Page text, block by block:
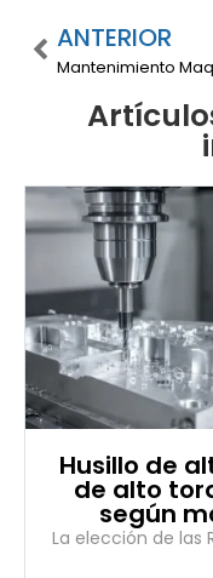
ANTERIOR
Husillo de
de alto
según
La elección de las